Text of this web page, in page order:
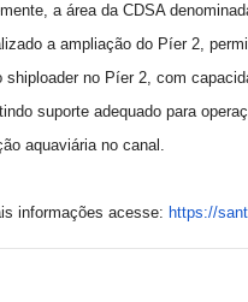
a área da CDSA
a ampliação do Píer 2,
shiploader no Píer 2, com
suporte adequado para
aquaviária no canal.
informações acesse: https://